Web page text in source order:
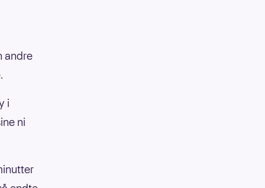
andre
i
ni